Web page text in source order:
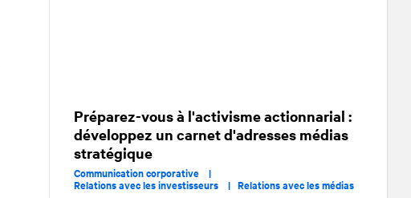
Préparez-vous à l'activisme actionnarial :
développez un carnet d'adresses médias
stratégique
Communication corporative |
Relations avec les investisseurs | Relations avec les médias